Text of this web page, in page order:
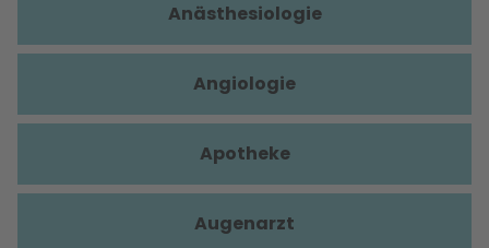
Anästhesiologie
Angiologie
Apotheke
Augenarzt